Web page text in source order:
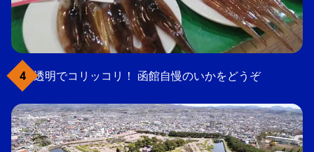
透明でコリッコリ！ 函館自慢のいかをどうぞ